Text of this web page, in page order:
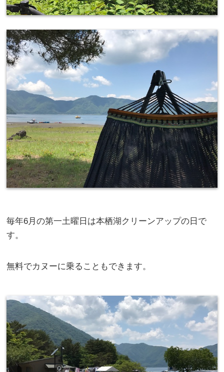
毎年6月の第一土曜日は本栖湖クリーンアップの日で
す。
無料でカヌーに乗ることもできます。